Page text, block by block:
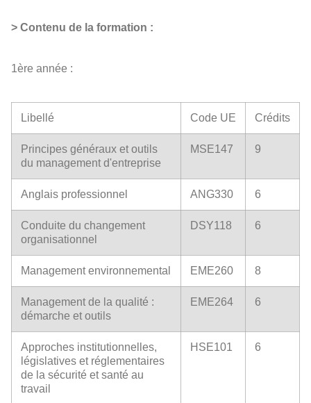
> Contenu de la formation :
1ère année :
Libellé Code UE Crédits
Principes généraux et outils
du management d'entreprise
MSE147 9
Anglais professionnel ANG330 6
Conduite du changement
organisationnel
DSY118 6
Management environnemental EME260 8
Management de la qualité :
démarche et outils
EME264 6
Approches institutionnelles,
législatives et réglementaires
de la sécurité et santé au
travail
HSE101 6